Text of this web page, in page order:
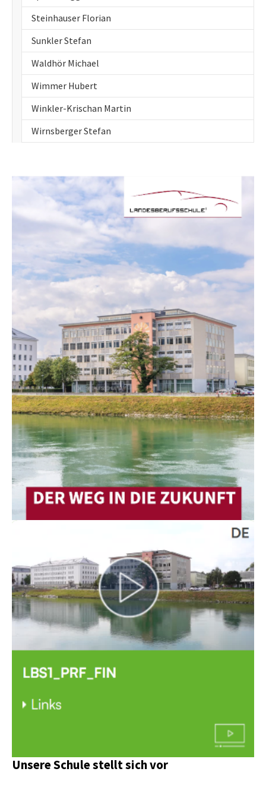
Steinhauser Florian
Sunkler Stefan
Waldhör Michael
Wimmer Hubert
Winkler-Krischan Martin
Wirnsberger Stefan
Unsere Schule stellt sich vor